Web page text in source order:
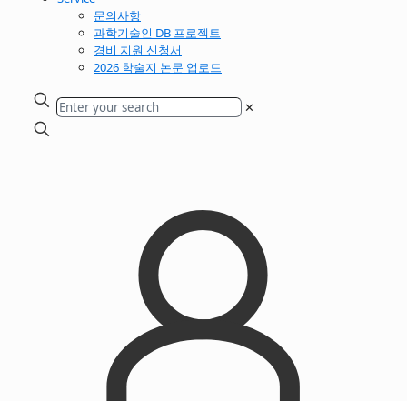
문의사항
과학기술인 DB 프로젝트
경비 지원 신청서
2026 학술지 논문 업로드
✕